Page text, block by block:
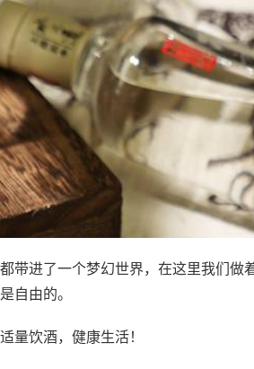
带进了一个梦幻世界，在这里我们做
自由的。
量饮酒，健康生活！